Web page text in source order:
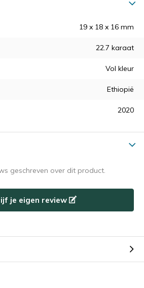
19 x 18 x 16 mm
22.7 karaat
Vol kleur
Ethiopië
2020
geschreven over dit product.
je eigen review